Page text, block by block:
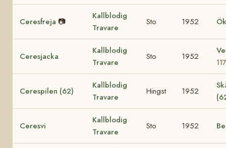
Ceresfreja 📷
Kallblodig
Travare
Sto 1952
Ceresjacka
Kallblodig
Travare
Sto 1952
Cerespilen (62)
Kallblodig
Travare
Hingst 1952
Ceresvi
Kallblodig
Travare
Sto 1952